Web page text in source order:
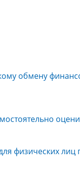
обмену
физических